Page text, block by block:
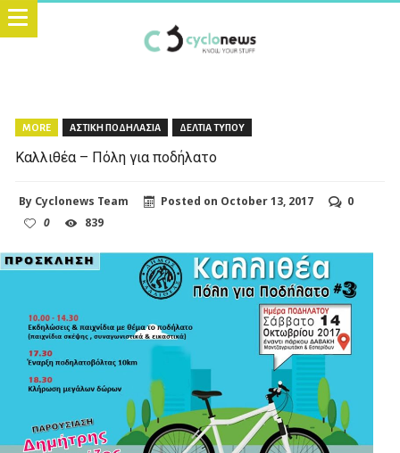
MORE ΑΣΤΙΚΗ ΠΟΔΗΛΑΣΙΑ ΔΕΛΤΙΑ ΤΥΠΟΥ
Καλλιθέα – Πόλη για ποδήλατο
By Cyclonews Team Posted on October 13, 2017
0
0
839